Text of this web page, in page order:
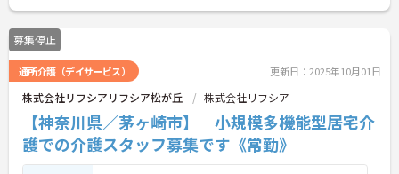
募集停止
通所介護（デイサービス） 更新日：2025年10月01日
株式会社リフシアリフシア松が丘 株式会社リフシア
【神奈川県／茅ヶ崎市】 小規模多機能型居宅介
護での介護スタッフ募集です《常勤》